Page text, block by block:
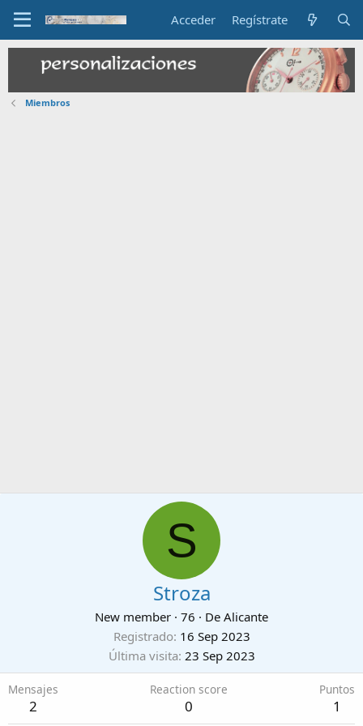
Acceder Regístrate
Miembros
S
Stroza
New member · 76 · De Alicante
Registrado 16 Sep 2023
Última visita 23 Sep 2023
Mensajes
2
Reaction score
0
Puntos
1